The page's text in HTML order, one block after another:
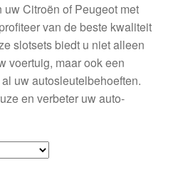
Citroën of Peugeot met
van de beste kwaliteit
slotsets biedt u niet alleen
voertuig, maar ook een
uw autosleutelbehoeften.
en verbeter uw auto-